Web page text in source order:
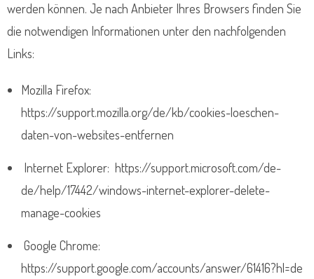
werden können. Je nach Anbieter Ihres Browsers finden Sie
die notwendigen Informationen unter den nachfolgenden
Links:
Mozilla Firefox:
https://support.mozilla.org/de/kb/cookies-loeschen-
daten-von-websites-entfernen
Internet Explorer: https://support.microsoft.com/de-
de/help/17442/windows-internet-explorer-delete-
manage-cookies
Google Chrome:
https://support.google.com/accounts/answer/61416?hl=de